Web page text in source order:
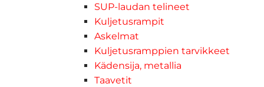
SUP-laudan telineet
Kuljetusrampit
Askelmat
Kuljetusramppien tarvikkeet
Kädensija, metallia
Taavetit